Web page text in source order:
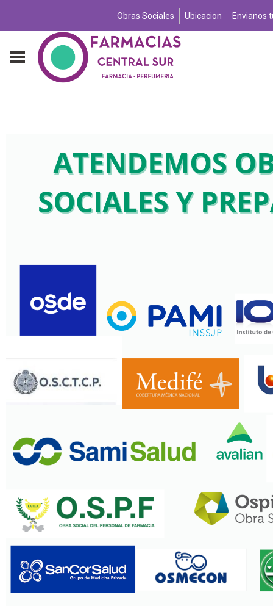
Obras Sociales Ubicacion Envianos